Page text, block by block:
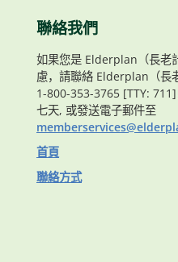
聯絡我們
如果您是 Elderplan（長老
慮，請聯絡 Elderplan（長
1-800-353-3765 [TTY:
七天, 或發送電子郵件至
首頁
聯絡方式